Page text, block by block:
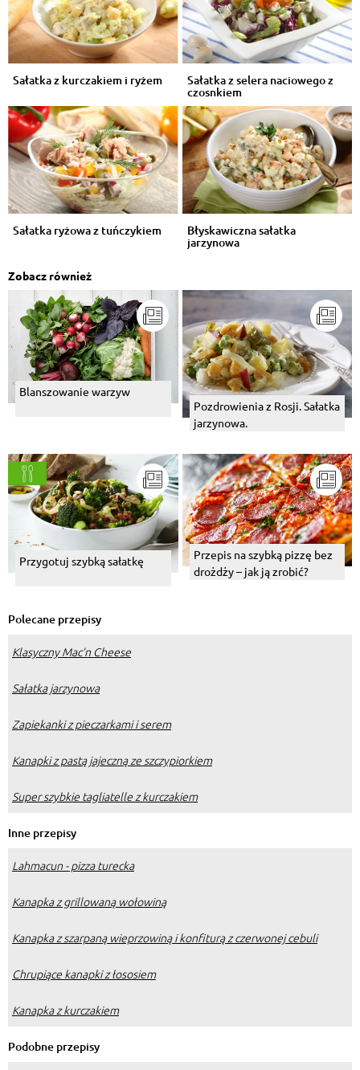
Sałatka z kurczakiem i ryżem Sałatka z selera naciowego z
czosnkiem
Sałatka ryżowa z tuńczykiem Błyskawiczna sałatka
jarzynowa
Zobacz również
Blanszowanie warzyw
Pozdrowienia z Rosji. Sałatka
jarzynowa.
Przygotuj szybką sałatkę
Przepis na szybką pizzę bez
drożdży – jak ją zrobić?
Polecane przepisy
Klasyczny Mac’n Cheese
Sałatka jarzynowa
Zapiekanki z pieczarkami i serem
Kanapki z pastą jajeczną ze szczypiorkiem
Super szybkie tagliatelle z kurczakiem
Inne przepisy
Lahmacun - pizza turecka
Kanapka z grillowaną wołowiną
Kanapka z szarpaną wieprzowiną i konfiturą z czerwonej cebuli
Chrupiące kanapki z łososiem
Kanapka z kurczakiem
Podobne przepisy